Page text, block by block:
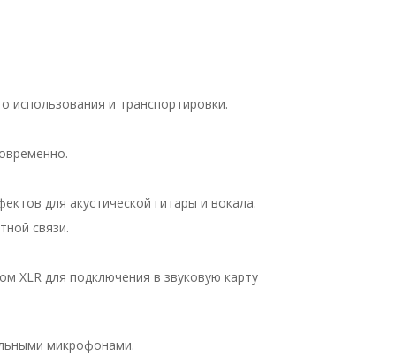
и транспортировки.
для акустической гитары и вокала.
связи.
XLR для подключения в звуковую карту
микрофонами.